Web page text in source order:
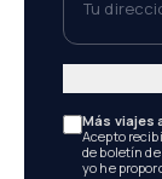
Más viajes
Acepto
de boletín
yo he